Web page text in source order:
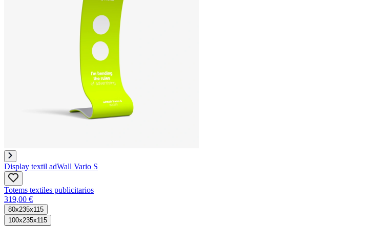
Display textil adWall Vario S
Totems textiles publicitarios
319,00 €
80x235x115
100x235x115